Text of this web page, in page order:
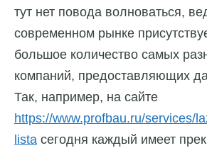
тут нет повода волноваться,
современном рынке
большое количество самых
компаний, предоставляющих
Так, например, на сайте
https://www.profbau.ru/services/
lista сегодня каждый имеет